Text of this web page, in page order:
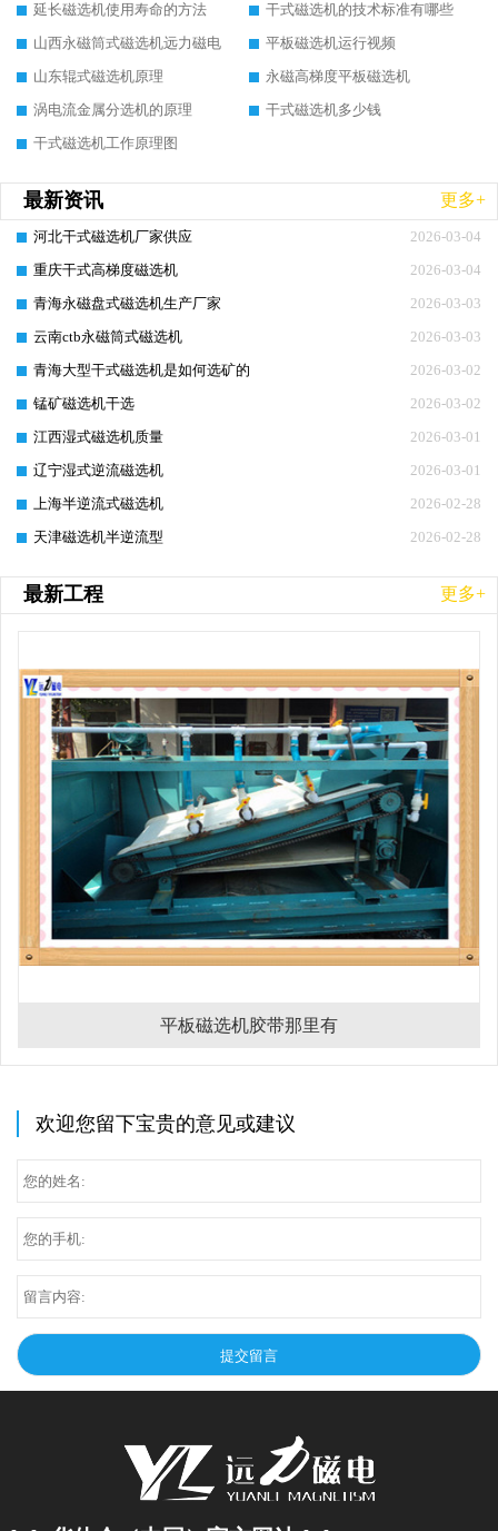
延长磁选机使用寿命的方法
干式磁选机的技术标准有哪些
山西永磁筒式磁选机远力磁电
平板磁选机运行视频
山东辊式磁选机原理
永磁高梯度平板磁选机
涡电流金属分选机的原理
干式磁选机多少钱
干式磁选机工作原理图
最新资讯 更多+
2026-03-04
河北干式磁选机厂家供应
2026-03-04
重庆干式高梯度磁选机
2026-03-03
青海永磁盘式磁选机生产厂家
2026-03-03
云南ctb永磁筒式磁选机
2026-03-02
青海大型干式磁选机是如何选矿的
2026-03-02
锰矿磁选机干选
2026-03-01
江西湿式磁选机质量
2026-03-01
辽宁湿式逆流磁选机
2026-02-28
上海半逆流式磁选机
2026-02-28
天津磁选机半逆流型
最新工程 更多+
平板磁选机胶带那里有
欢迎您留下宝贵的意见或建议